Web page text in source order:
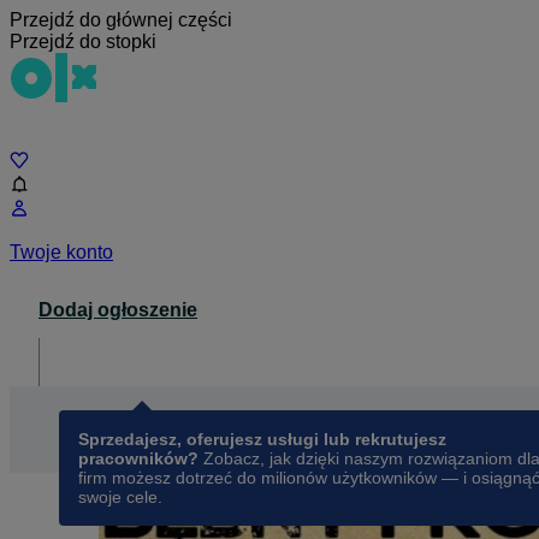
Przejdź do głównej części
Przejdź do stopki
Twoje konto
Dodaj ogłoszenie
Sprzedajesz, oferujesz usługi lub rekrutujesz
pracowników? Zobacz, jak dzięki naszym rozwiązaniom dla
firm możesz dotrzeć do milionów użytkowników — i osiągnąć
swoje cele.